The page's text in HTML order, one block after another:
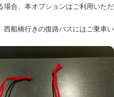
場合、本オプションはご利用いただ
西船橋行きの復路バスにはご乗車い